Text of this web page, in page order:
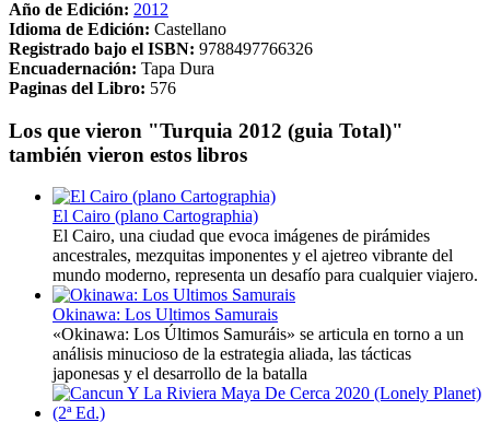
Año de Edición: 2012
Idioma de Edición: Castellano
Registrado bajo el ISBN: 9788497766326
Encuadernación: Tapa Dura
Paginas del Libro: 576
Los que vieron "Turquia 2012 (guia Total)"
también vieron estos libros
El Cairo (plano Cartographia)
El Cairo, una ciudad que evoca imágenes de pirámides
ancestrales, mezquitas imponentes y el ajetreo vibrante del
mundo moderno, representa un desafío para cualquier viajero.
Okinawa: Los Ultimos Samurais
«Okinawa: Los Últimos Samuráis» se articula en torno a un
análisis minucioso de la estrategia aliada, las tácticas
japonesas y el desarrollo de la batalla